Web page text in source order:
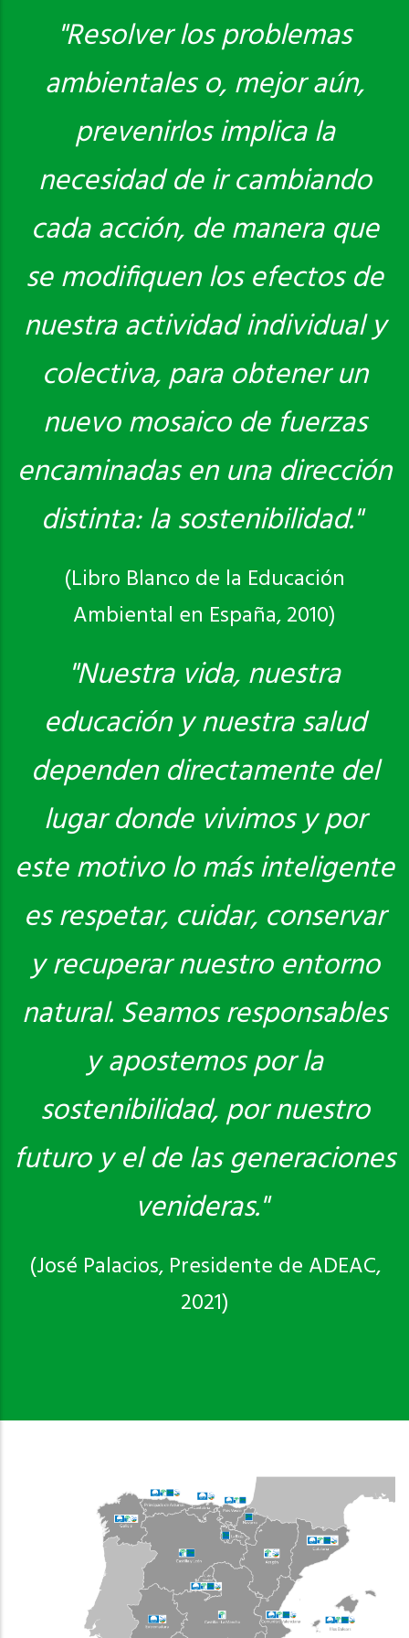
Saber más
"Resolver los problemas
ambientales o, mejor aún,
prevenirlos implica la
necesidad de ir cambiando
cada acción, de manera que
se modifiquen los efectos de
nuestra actividad individual y
colectiva, para obtener un
nuevo mosaico de fuerzas
encaminadas en una dirección
distinta: la sostenibilidad."
(Libro Blanco de la Educación
Ambiental en España, 2010)
"Nuestra vida, nuestra
educación y nuestra salud
dependen directamente del
lugar donde vivimos y por
este motivo lo más inteligente
es respetar, cuidar, conservar
y recuperar nuestro entorno
natural. Seamos responsables
y apostemos por la
sostenibilidad, por nuestro
futuro y el de las generaciones
venideras."
(José Palacios, Presidente de ADEAC,
2021)